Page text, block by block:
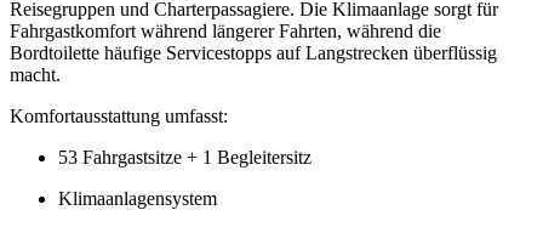
Reisegruppen und Charterpassagiere. Die Klimaanlage sorgt für
Fahrgastkomfort während längerer Fahrten, während die
Bordtoilette häufige Servicestopps auf Langstrecken überflüssig
macht.
Komfortausstattung umfasst:
53 Fahrgastsitze + 1 Begleitersitz
Klimaanlagensystem